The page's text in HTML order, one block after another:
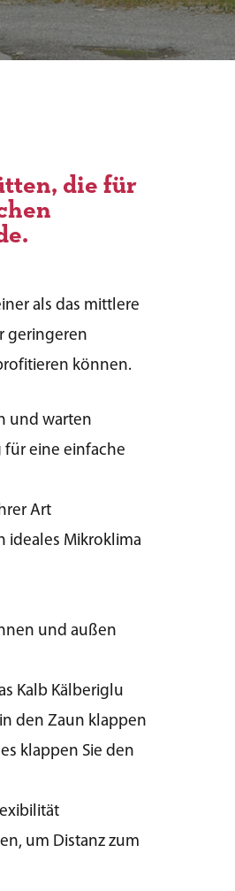
die für
als das mittlere
geringeren
können.
und warten
für eine einfache
Art
ideales Mikroklima
und außen
Kalb Kälberiglu
den Zaun klappen
klappen Sie den
um Distanz zum